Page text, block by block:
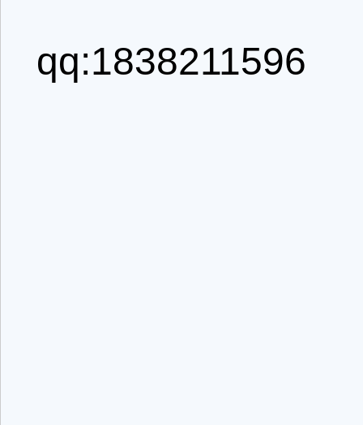
qq:1838211596